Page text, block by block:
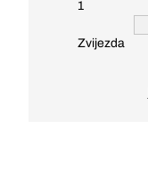
1
Zvijezda